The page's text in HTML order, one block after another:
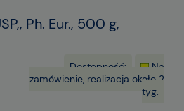
Ph. Eur., 500 g,
Dostępność:
Na
zamówienie, realizacja około 2
tyg.